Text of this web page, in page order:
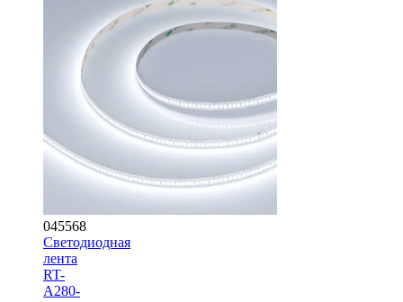
045568
Светодиодная
лента
RT-
A280-